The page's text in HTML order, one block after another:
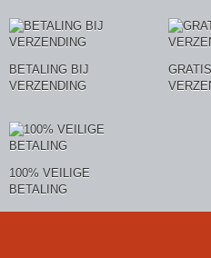
BETALING BIJ
VERZENDING
GRATIS
100% VEILIGE
BETALING